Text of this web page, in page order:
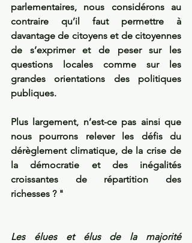
parlementaires, nous considérons au
contraire qu’il faut permettre à
davantage de citoyens et de citoyennes
de s’exprimer et de peser sur les
questions locales comme sur les
grandes orientations des politiques
publiques.
Plus largement, n’est-ce pas ainsi que
nous pourrons relever les défis du
dérèglement climatique, de la crise de
la démocratie et des inégalités
croissantes de répartition des
richesses ? "
Les élues et élus de la majorité